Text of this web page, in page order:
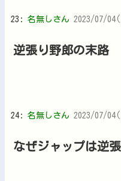
23: 名無しさん 2023/07/
逆張り野郎の末路
24: 名無しさん 2023/07/
なぜジャップは逆